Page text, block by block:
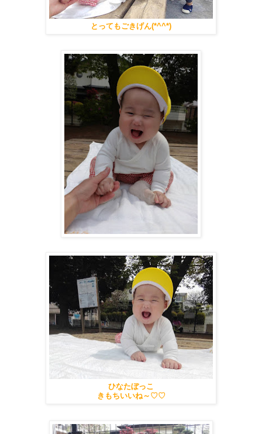
とってもごきげん(*^^*)
ひなたぼっこ
きもちいいね～♡♡